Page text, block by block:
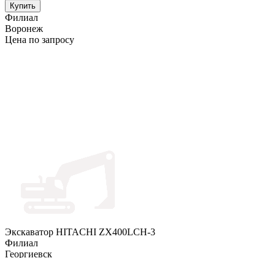
Купить
Филиал
Воронеж
Цена по запросу
Экскаватор HITACHI ZX400LCH-3
Филиал
Георгиевск